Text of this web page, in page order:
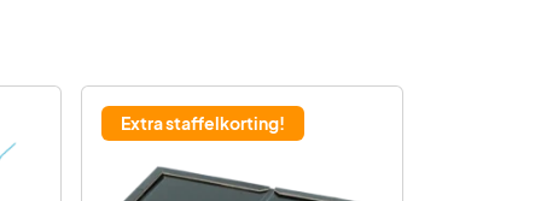
Extra staffelkorting!